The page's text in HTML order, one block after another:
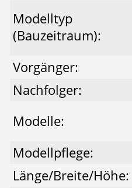
Modelltyp
(Bauzeitraum):
Vorgänger:
Nachfolger:
Modelle:
Modellpflege:
Länge/Breite/Höhe: